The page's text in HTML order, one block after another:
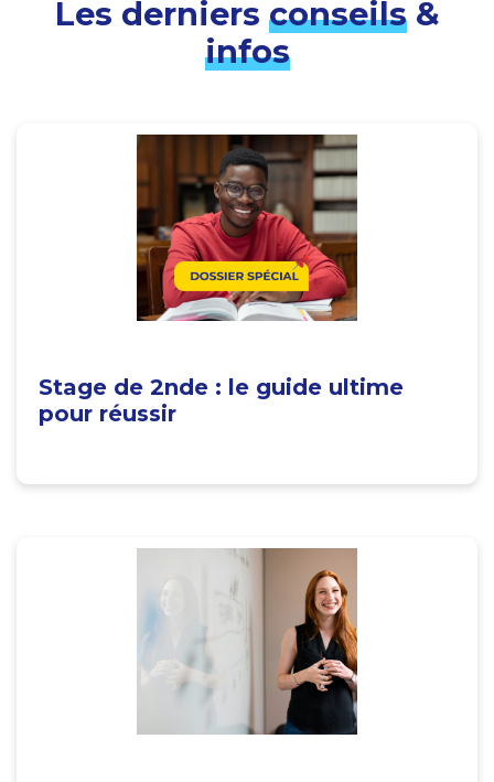
Les derniers conseils&
infos
Stage de 2nde : le guide ultime
pour réussir